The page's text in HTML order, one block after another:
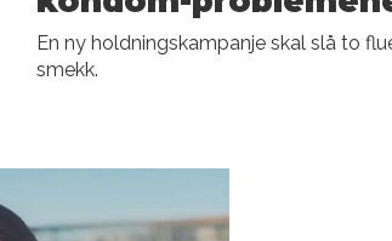
En ny holdningskampanje skal slå to
smekk.